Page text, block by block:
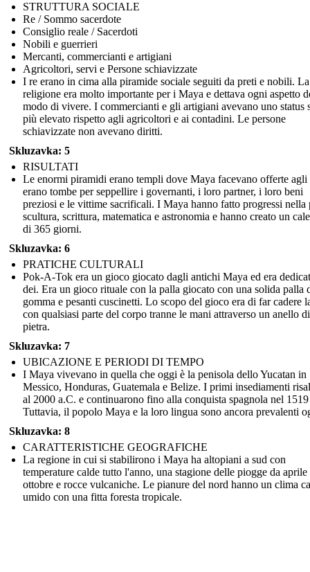
STRUTTURA SOCIALE
Re / Sommo sacerdote
Consiglio reale / Sacerdoti
Nobili e guerrieri
Mercanti, commercianti e artigiani
Agricoltori, servi e Persone schiavizzate
I re erano in cima alla piramide sociale seguiti da preti e nobili. La
religione era molto importante per i Maya e dettava ogni aspetto
modo di vivere. I commercianti e gli artigiani avevano uno status
più elevato rispetto agli agricoltori e ai contadini. Le persone
schiavizzate non avevano diritti.
Skluzavka: 5
RISULTATI
Le enormi piramidi erano templi dove Maya facevano offerte agli
erano tombe per seppellire i governanti, i loro partner, i loro beni
preziosi e le vittime sacrificali. I Maya hanno fatto progressi nella
scultura, scrittura, matematica e astronomia e hanno creato un
di 365 giorni.
Skluzavka: 6
PRATICHE CULTURALI
Pok-A-Tok era un gioco giocato dagli antichi Maya ed era
dei. Era un gioco rituale con la palla giocato con una solida palla
gomma e pesanti cuscinetti. Lo scopo del gioco era di far cadere
con qualsiasi parte del corpo tranne le mani attraverso un anello di
pietra.
Skluzavka: 7
UBICAZIONE E PERIODI DI TEMPO
I Maya vivevano in quella che oggi è la penisola dello Yucatan in
Messico, Honduras, Guatemala e Belize. I primi insediamenti
al 2000 a.C. e continuarono fino alla conquista spagnola nel
Tuttavia, il popolo Maya e la loro lingua sono ancora prevalenti
Skluzavka: 8
CARATTERISTICHE GEOGRAFICHE
La regione in cui si stabilirono i Maya ha altopiani a sud con
temperature calde tutto l'anno, una stagione delle piogge da aprile
ottobre e rocce vulcaniche. Le pianure del nord hanno un clima
umido con una fitta foresta tropicale.